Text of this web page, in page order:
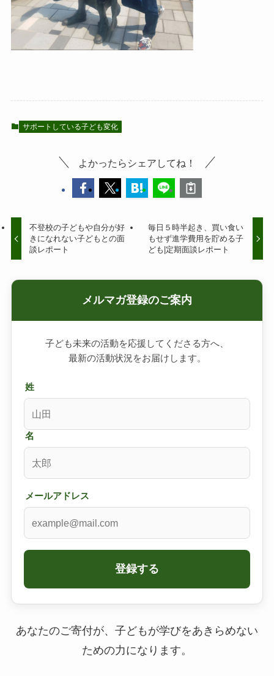
サポートしている子ども変化
よかったらシェアしてね！
不登校の子どもや自分が好
きになれない子どもとの面
談レポート
毎日５時半起き、買い食い
もせず進学費用を貯める子
ども|定期面談レポート
メルマガ登録のご案内
子ども未来の活動を応援してくださる方へ、
最新の活動状況をお届けします。
姓
名
メールアドレス
登録する
あなたのご寄付が、子どもが学びをあきらめない
ための力になります。